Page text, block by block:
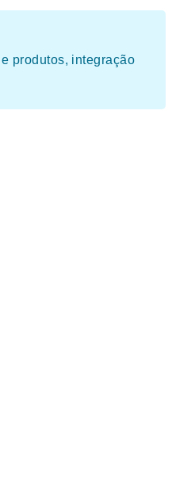
produtos, integração